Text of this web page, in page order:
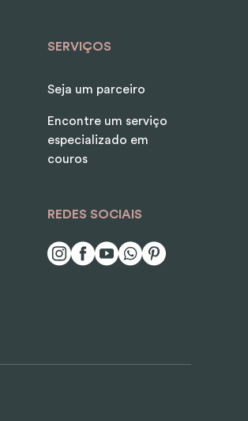
SERVIÇOS
Seja um parceiro
Encontre um serviço
especializado em
couros
REDES SOCIAIS